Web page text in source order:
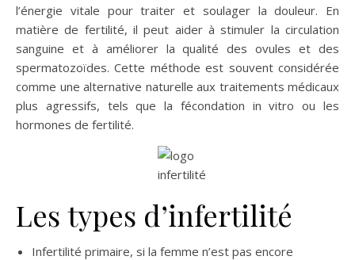
l’énergie vitale pour traiter et soulager la douleur. En
matière de fertilité, il peut aider à stimuler la circulation
sanguine et à améliorer la qualité des ovules et des
spermatozoïdes. Cette méthode est souvent considérée
comme une alternative naturelle aux traitements médicaux
plus agressifs, tels que la fécondation in vitro ou les
hormones de fertilité.
Les types d’infertilité
Infertilité primaire, si la femme n’est pas encore